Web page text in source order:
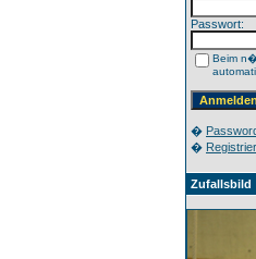
Passwort:
Beim
�
�
Zufallsbild